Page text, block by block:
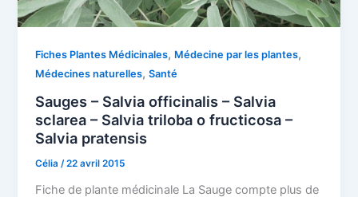
Fiches Plantes Médicinales, Médecine par les plantes,
Médecines naturelles,Santé
Sauges – Salvia officinalis – Salvia
sclarea – Salvia triloba o fructicosa –
Salvia pratensis
Célia/22 avril 2015
Fiche de plante médicinale La Sauge compte plus de